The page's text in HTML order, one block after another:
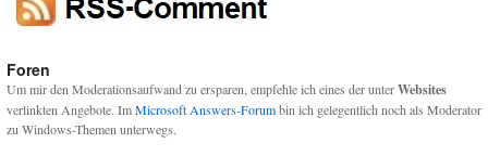
Foren
Um mir den Moderationsaufwand zu ersparen, empfehle ich eines der unterWebsites
verlinkten Angebote. ImMicrosoft Answers-Forumbin ich gelegentlich noch als Moderator
zu Windows-Themen unterwegs.